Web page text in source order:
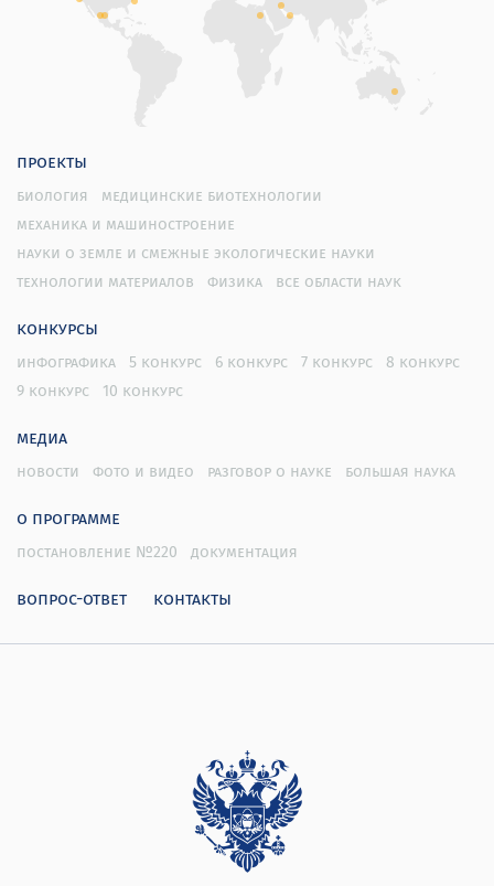
проекты
биология
медицинские биотехнологии
механика и машиностроение
науки о земле и смежные экологические науки
технологии материалов
физика все области наук
конкурсы
инфографика 5 конкурс 6 конкурс 7 конкурс
8 конкурс
9 конкурс
10 конкурс
медиа
новости фото и видео разговор о науке большая наука
о программе
постановление №220 документация
вопрос-ответ контакты